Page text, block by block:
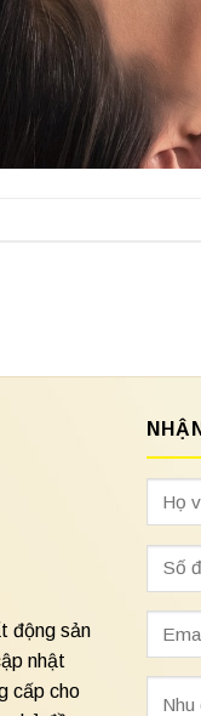
động sản
nhật
cấp cho